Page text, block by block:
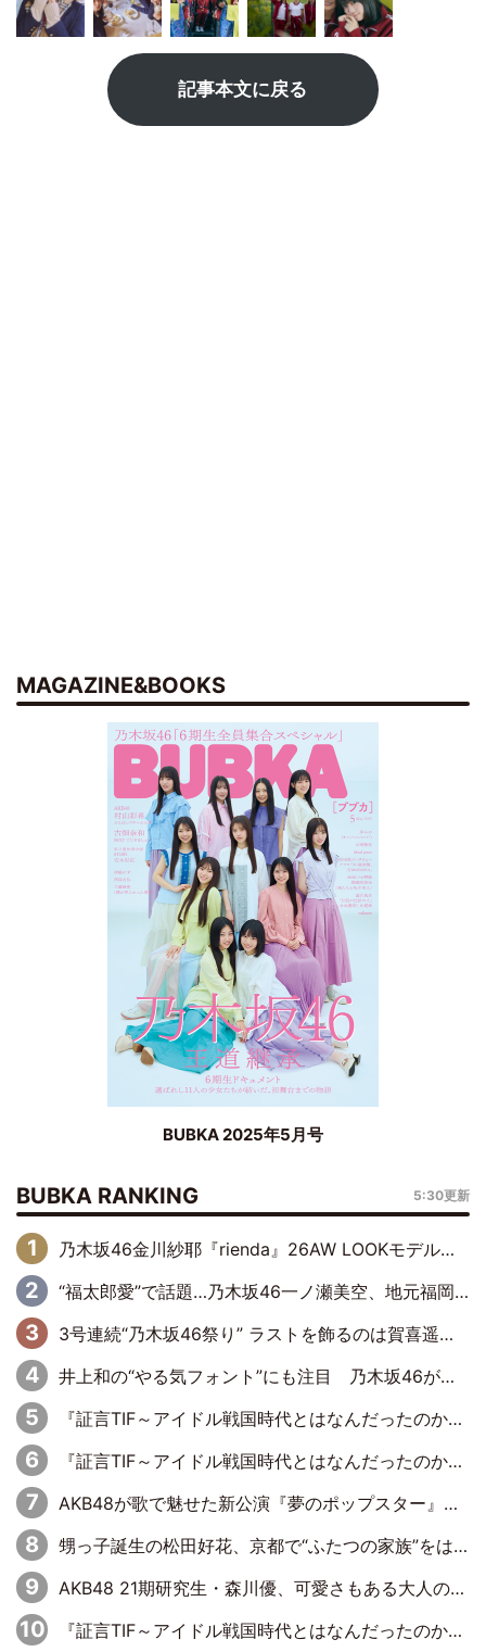
記事本文に戻る
MAGAZINE&BOOKS
BUBKA 2025年5月号
BUBKA RANKING 5:30更新
乃木坂46金川紗耶『rienda』26AW LOOKモデルに就任
“福太郎愛”で話題…乃木坂46一ノ瀬美空、地元福岡『めんべい25周年トップサポーター』に就任
3号連続“乃木坂46祭り” ラストを飾るのは賀喜遥香…5年ぶりの登場に「5年分大人になった私を見ていただけたら」
井上和の“やる気フォント”にも注目 乃木坂46が挑んだ書道パフォーマンスの舞台裏
『証言TIF～アイドル戦国時代とはなんだったのか～』第6回：でんぱ組.inc・古川未鈴×相沢梨紗「『ハロプロやりたかったな』って言ったら、夢眠ねむさんに『てめえはでんぱ組．incなんだよ！』って肩パンされて(笑)」
『証言TIF～アイドル戦国時代とはなんだったのか～』第11回：私立恵比寿中学・真山りか×安本彩花「TIFで10年ぶりのキョンシーメイクをしたら、場を完全に引かせてしまって。時代が変わったんだなって」
AKB48が歌で魅せた新公演『夢のポップスター』 初日から全身全霊のステージ
甥っ子誕生の松田好花、京都で“ふたつの家族”をはしご！ “母”黒谷友香に見送られ、“父”松岡昌宏とはハシゴ酒
AKB48 21期研究生・森川優、可愛さもある大人の女性に
『証言TIF～アイドル戦国時代とはなんだったのか～』第10回：さくら学院・武藤彩未×飯田らうら「正直、中3で辞めるというのを信じてなくて。そう言われてはいたけど、嘘でしょって」